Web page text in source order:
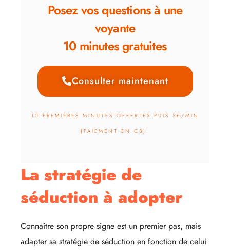
Posez vos questions à une
voyante
10 minutes gratuites
Consulter maintenant
10 PREMIÈRES MINUTES OFFERTES PUIS 3€/MIN
(PAIEMENT EN CB).
La stratégie de
séduction à adopter
Connaître son propre signe est un premier pas, mais
adapter sa stratégie de séduction en fonction de celui